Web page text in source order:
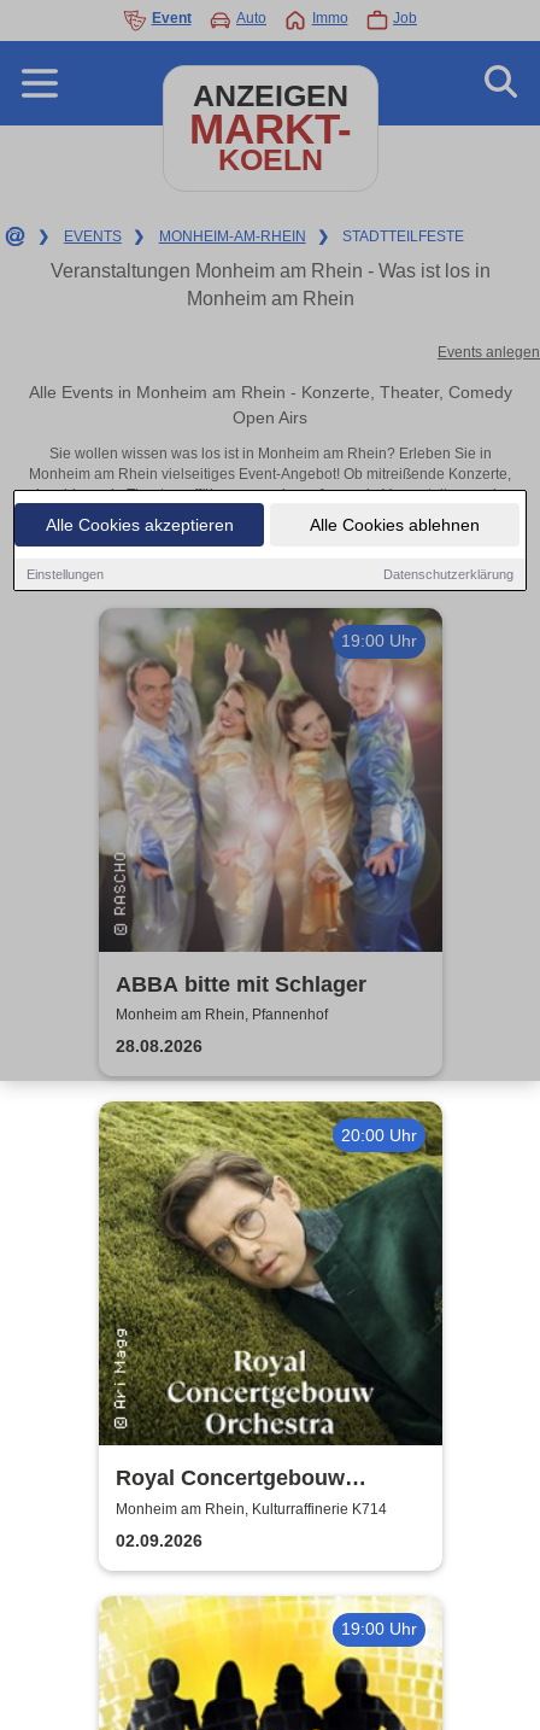
Alle Cookies akzeptieren Alle Cookies ablehnen
Einstellungen Datenschutzerklärung
Event Auto Immo Job
ANZEIGEN
MARKT-
KOELN
❯ EVENTS ❯ MONHEIM-AM-RHEIN ❯ STADTTEILFESTE
Veranstaltungen Monheim am Rhein - Was ist los in
Monheim am Rhein
Events anlegen
Alle Events in Monheim am Rhein - Konzerte, Theater, Comedy
Open Airs
Sie wollen wissen was los ist in Monheim am Rhein? Erleben Sie in
Monheim am Rhein vielseitiges Event-Angebot! Ob mitreißende Konzerte,
inspirierende Theateraufführungen oder aufregende Veranstaltungen in
Monheim am Rhein – hier finden alles im Überblick und Tickets.
19:00 Uhr
ABBA bitte mit Schlager
Monheim am Rhein, Pfannenhof
28.08.2026
20:00 Uhr
Royal Concertgebouw
Orchestra | Víkingur Ólafsson
Monheim am Rhein, Kulturraffinerie K714
02.09.2026
19:00 Uhr